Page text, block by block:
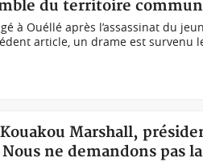
du territoire
à Ouéllé après l’assassinat du
article, un drame est survenu
Marshall,
ne demandons pas